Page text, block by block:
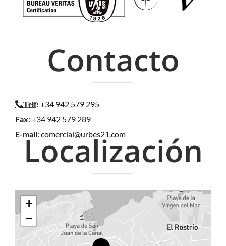
Localización
+
−
Contacto
Telf: +34 942 579 295
Fax: +34 942 579 289
E-mail: comercial@urbes21.com